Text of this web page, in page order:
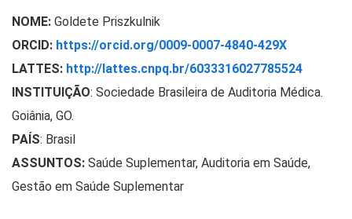
NOME: Goldete Priszkulnik
ORCID: https://orcid.org/0009-0007-4840-429X
LATTES: http://lattes.cnpq.br/6033316027785524
INSTITUIÇÃO: Sociedade Brasileira de Auditoria Médica.
Goiânia, GO.
PAÍS: Brasil
ASSUNTOS: Saúde Suplementar, Auditoria em Saúde,
Gestão em Saúde Suplementar